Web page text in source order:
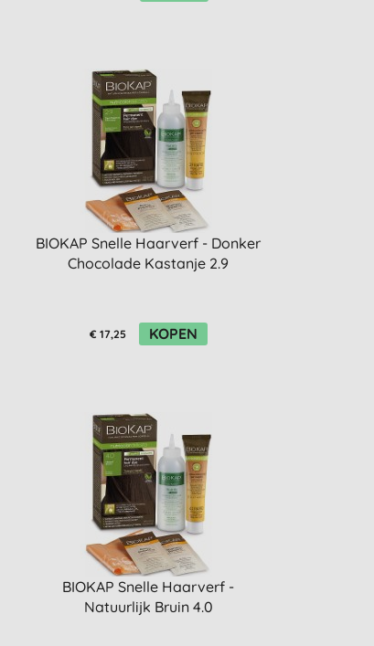
BIOKAP Snelle Haarverf - Donker
Chocolade Kastanje 2.9
€ 17,25 KOPEN
BIOKAP Snelle Haarverf -
Natuurlijk Bruin 4.0